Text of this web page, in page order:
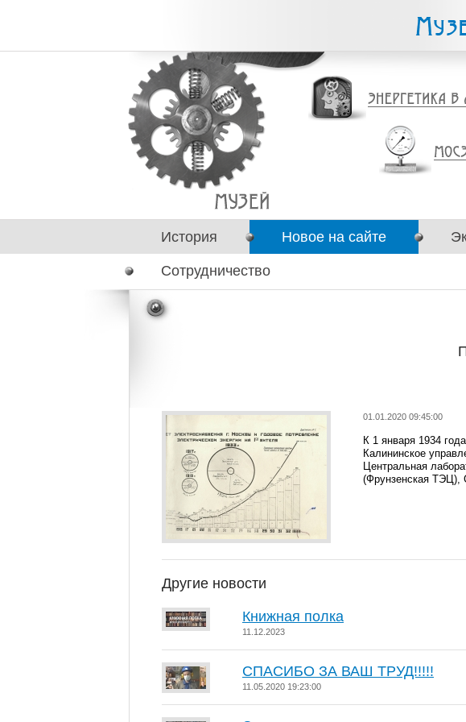
История Новое на сайте
Сотрудничество
01.01.2020 09:45:00
К 1 января 1934
Калининское
Центральная
(Фрунзенская ТЭЦ),
Другие новости
Книжная полка
11.12.2023
СПАСИБО ЗА ВАШ ТРУД!!!!!
11.05.2020 19:23:00